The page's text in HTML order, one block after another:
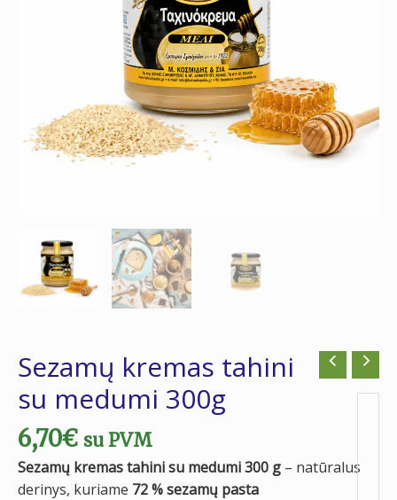
Sezamų kremas tahini
su medumi 300g
6,70€ su PVM
Sezamų kremas tahini su medumi 300 g – natūralus
derinys, kuriame 72 % sezamų pasta